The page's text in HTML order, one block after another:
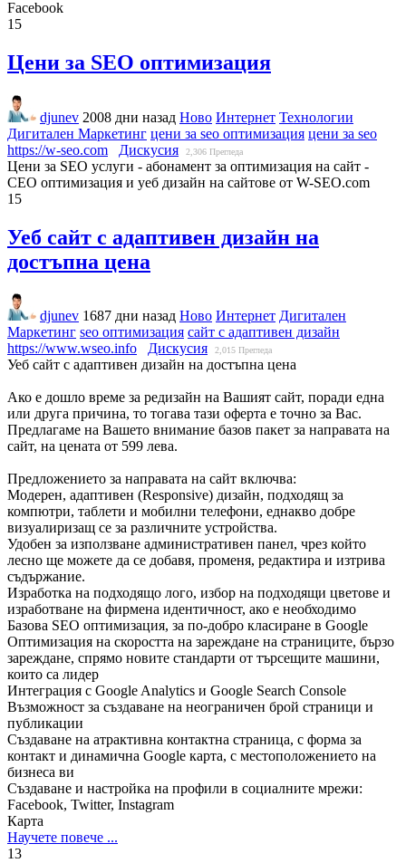
Facebook
15
Цени за SEO оптимизация
djunev 2008 дни назад Ново Интернет Технологии
Дигитален Маркетинг цени за seo оптимизация цени за seo
https://w-seo.com
Дискусия 2,306 Прегледа
Цени за SEO услуги - абонамент за оптимизация на сайт -
СЕО оптимизация и уеб дизайн на сайтове от W-SEO.com
15
Уеб сайт с адаптивен дизайн на
достъпна цена
djunev 1687 дни назад Ново Интернет Дигитален
Маркетинг seo оптимизация сайт с адаптивен дизайн
https://www.wseo.info
Дискусия 2,015 Прегледа
Уеб сайт с адаптивен дизайн на достъпна цена
Ако е дошло време за редизайн на Вашият сайт, поради една
или друга причина, то тогава тази оферта е точно за Вас.
Предлагаме на Вашето внимание базов пакет за направата на
сайт, на цената от 599 лева.
Предложението за направата на сайт включва:
Модерен, адаптивен (Responsive) дизайн, подходящ за
компютри, таблети и мобилни телефони, еднакво добре
визуалиризащ се за различните устройства.
Удобен за използване административен панел, чрез който
лесно ще можете да се добавя, променя, редактира и изтрива
съдържание.
Изработка на подходящо лого, избор на подходящи цветове и
изработване на фирмена идентичност, ако е необходимо
Базова SEO оптимизация, за по-добро класиране в Google
Оптимизация на скоростта на зареждане на страниците, бързо
зареждане, спрямо новите стандарти от търсещите машини,
които са лидер
Интеграция с Google Analytics и Google Search Console
Възможност за създаване на неограничен брой страници и
публикации
Създаване на атрактивна контактна страница, с форма за
контакт и динамична Google карта, с местоположението на
бизнеса ви
Създаване и настройка на профили в социалните мрежи:
Facebook, Twitter, Instagram
Карта
Научете повече ...
13